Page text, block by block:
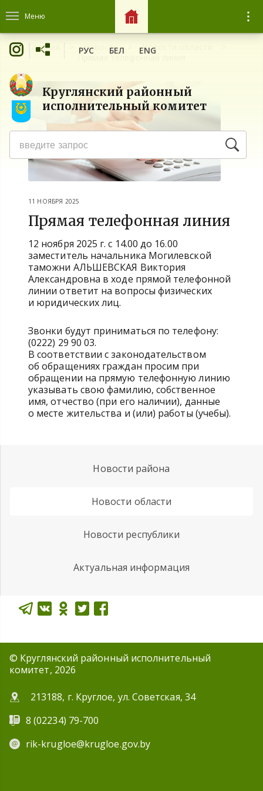
Меню
Круглянский районный
исполнительный комитет
РУС БЕЛ ENG
Главная Новости
Новости области
Прямая телефонная линия
11 НОЯБРЯ 2025
Прямая телефонная линия
12 ноября 2025 г. с 14.00 до 16.00
заместитель начальника Могилевской
таможни АЛЬШЕВСКАЯ Виктория
Александровна в ходе прямой телефонной
линии ответит на вопросы физических
и юридических лиц.
Звонки будут приниматься по телефону:
(0222) 29 90 03.
В соответствии с законодательством
об обращениях граждан просим при
обращении на прямую телефонную линию
указывать свою фамилию, собственное
имя, отчество (при его наличии), данные
о месте жительства и (или) работы (учебы).
Новости района
Новости области
Новости республики
Актуальная информация
© Круглянский районный исполнительный
комитет, 2026
213188, г. Круглое, ул. Советская, 34
8 (02234) 79-700
rik-krugloe@krugloe.gov.by